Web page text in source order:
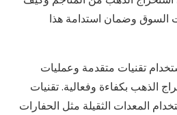
السوق وضمان استدامة هذا
تقنيات متقدمة وعمليات
الذهب بكفاءة وفعالية. تقنيات
المعدات الثقيلة مثل الحفارات